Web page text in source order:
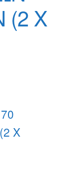
(2 Χ
Χ